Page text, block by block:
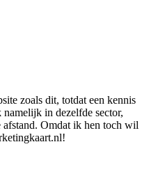
zoals dit, totdat een kennis
in dezelfde sector,
afstand. Omdat ik hen toch wil